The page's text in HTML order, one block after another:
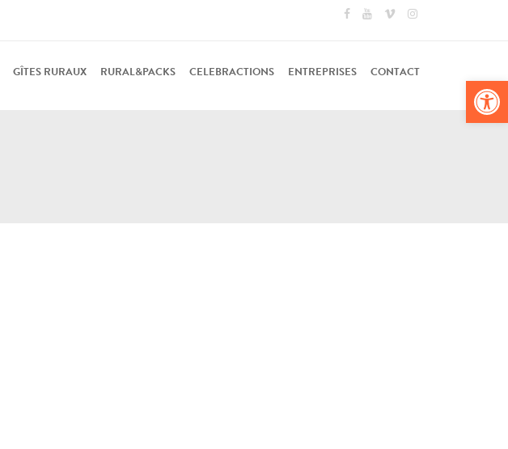
GÎTES RURAUX RURAL&PACKS CELEBRACTIONS ENTREPRISES CONTACT